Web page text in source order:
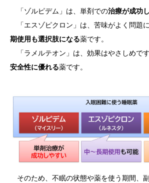
「ゾルピデム」は、単剤での治療が成功
「エスゾピクロン」は、苦味がよく問題に
期使用も選択肢になる薬です。
「ラメルテオン」は、効果はやさしめです
安全性に優れる薬です。
そのため、不眠の状態や薬を使う期間、